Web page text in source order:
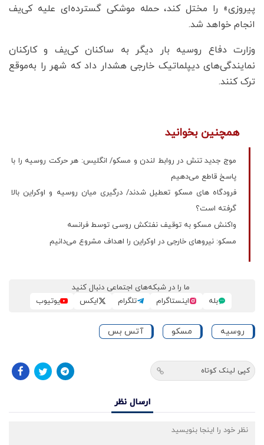
پیروزی» را مختل کند، حمله موشکی گسترده‌ای علیه کی‌یف
انجام خواهد شد.
وزارت دفاع روسیه بار دیگر به ساکنان کی‌یف و کارکنان
نمایندگی‌های دیپلماتیک خارجی هشدار داد که شهر را به‌موقع
ترک کنند.
همچنین بخوانید
موج جدید تنش در روابط لندن و مسکو/ انگلیس: هر حرکت روسیه را با
پاسخ قاطع می‌دهیم
فرودگاه‌ های مسکو تعطیل شدند/ درگیری میان روسیه و اوکراین بالا
گرفته است؟
واکنش مسکو به توقیف نفتکش روسی توسط فرانسه
مسکو: نیروهای خارجی در اوکراین را اهداف مشروع می‌دانیم
ما را در شبکه‌های اجتماعی دنبال کنید
بله
اینستاگرام تلگرام ایکس یوتیوب
روسیه مسکو آتس بس
کپی لینک کوتاه
ارسال نظر